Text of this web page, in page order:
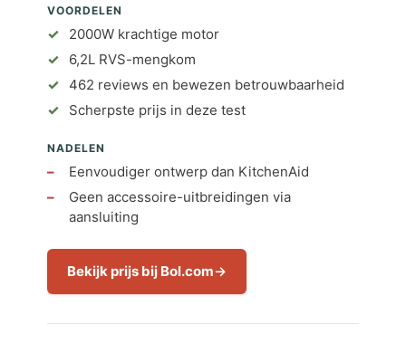
VOORDELEN
2000W krachtige motor
6,2L RVS-mengkom
462 reviews en bewezen betrouwbaarheid
Scherpste prijs in deze test
NADELEN
Eenvoudiger ontwerp dan KitchenAid
Geen accessoire-uitbreidingen via
aansluiting
Bekijk prijs bij Bol.com